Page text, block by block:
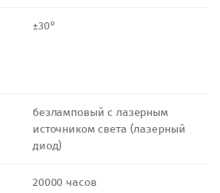
±30°
безламповый с лазерным
источником света (лазерный
диод)
20000 часов